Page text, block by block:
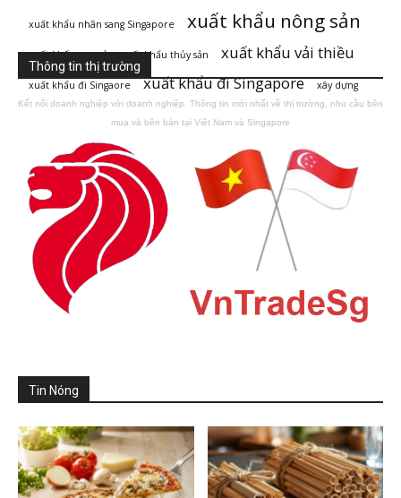
xuất khẩu nhãn sang Singapore xuất khẩu nông sản
xuất khẩu rau củ xuất khẩu thủy sản xuất khẩu vải thiều
xuất khẩu đi Singaore xuất khẩu đi Singapore xây dựng
Thông tin thị trường
Kết nối doanh nghiệp với doanh nghiệp. Thông tin mới nhất về thị trường, nhu cầu bên
mua và bên bán tại Việt Nam và Singapore
Tin Nóng